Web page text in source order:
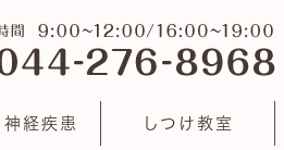
神経疾患 しつけ教室